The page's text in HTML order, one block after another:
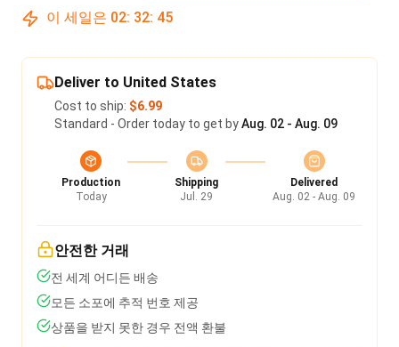
이 세일은 02: 32: 45
Deliver to United States
Cost to ship: $6.99
Standard - Order today to get byAug. 02 - Aug. 09
Production
Today
Shipping
Jul. 29
Delivered
Aug. 02 - Aug. 09
안전한 거래
전 세계 어디든 배송
모든 소포에 추적 번호 제공
상품을 받지 못한 경우 전액 환불